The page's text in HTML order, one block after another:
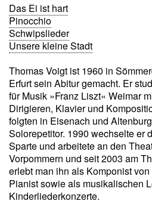
Das Ei ist hart
Pinocchio
Schwipslieder
Unsere kleine Stadt
Thomas Voigt ist 1960 in
Erfurt sein Abitur gemacht. Er
für Musik »Franz Liszt« Weimar
Dirigieren, Klavier und
folgten in Eisenach und
Solorepetitor. 1990 wechselte er
Sparte und arbeitete an den
Vorpommern und seit 2003 am
erlebt man ihn als Komponist
Pianist sowie als musikalischen
Kinderliederkonzerte.